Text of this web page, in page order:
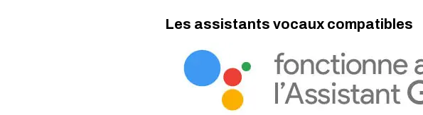
Les assistants vocaux compatibles